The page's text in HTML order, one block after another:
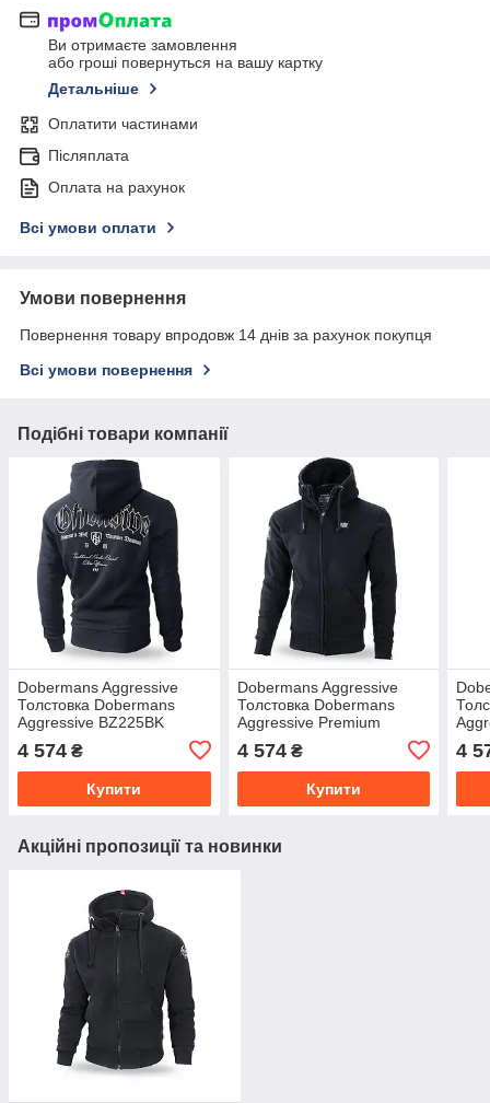
Ви отримаєте замовлення
або гроші повернуться на вашу картку
Детальніше
Оплатити частинами
Післяплата
Оплата на рахунок
Всі умови оплати
Умови повернення
Повернення товару впродовж 14 днів за рахунок покупця
Всі умови повернення
Подібні товари компанії
Dobermans Aggressive
Толстовка Dobermans
Aggressive BZ225BK
4 574 ₴
Купити
Dobermans Aggressive
Толстовка Dobermans
Aggressive Premium
Offensive BZ236BK (XXXL)
4 574₴
Купити
4
Акційні пропозиції та новинки